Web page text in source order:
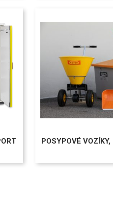
POSYPOVÉ